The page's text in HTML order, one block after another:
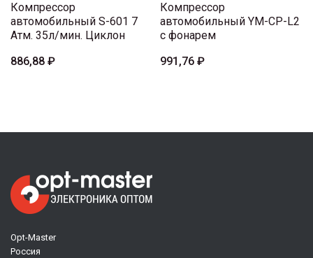
Компрессор
автомобильный S-601 7
Атм. 35л/мин. Циклон
886,88 ₽
Компрессор
автомобильный YM-CP-L2
с фонарем
991,76 ₽
Opt-Master
Россия